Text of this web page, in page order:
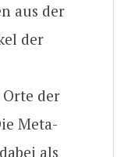
aus der
der
der
Meta-
als